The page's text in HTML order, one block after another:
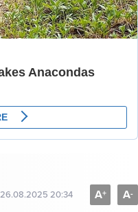
20:34 A+ A-